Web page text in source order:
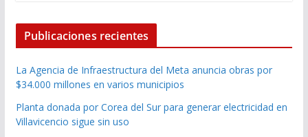
Publicaciones recientes
La Agencia de Infraestructura del Meta anuncia obras por
$34.000 millones en varios municipios
Planta donada por Corea del Sur para generar electricidad en
Villavicencio sigue sin uso